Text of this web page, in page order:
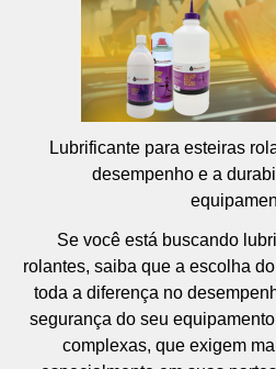
Lubrificante para esteiras
desempenho e a
Se você está buscando
rolantes, saiba que a escolha
toda a diferença no
segurança do seu
complexas, que exigem